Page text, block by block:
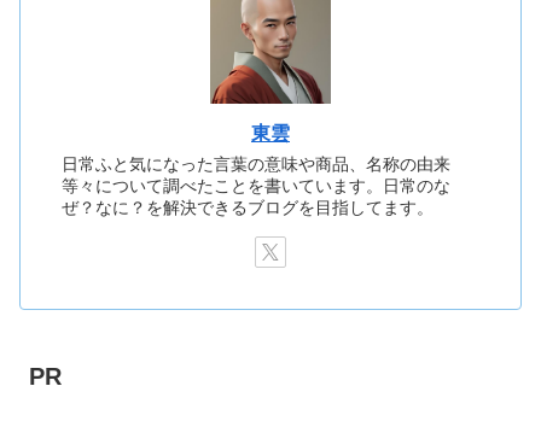
東雲
日常ふと気になった言葉の意味や商品、名称の由来
等々について調べたことを書いています。日常のな
ぜ？なに？を解決できるブログを目指してます。
PR